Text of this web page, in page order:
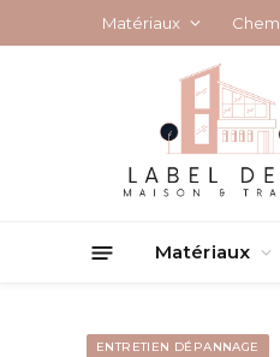
Matériaux
Matériaux
ENTRETIEN DÉPANNAGE